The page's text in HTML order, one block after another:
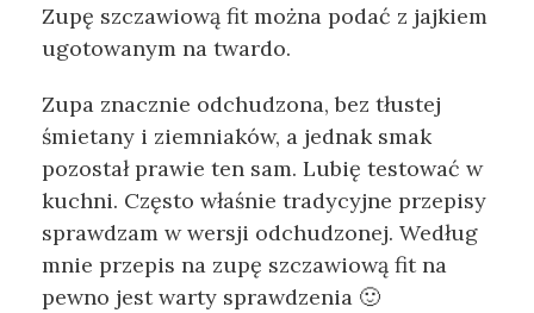
Zupę szczawiową fit można podać z jajkiem
ugotowanym na twardo.
Zupa znacznie odchudzona, bez tłustej
śmietany i ziemniaków, a jednak smak
pozostał prawie ten sam. Lubię testować w
kuchni. Często właśnie tradycyjne przepisy
sprawdzam w wersji odchudzonej. Według
mnie przepis na zupę szczawiową fit na
pewno jest warty sprawdzenia 🙂